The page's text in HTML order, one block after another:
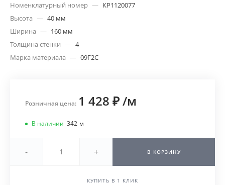
Номенклатурный номер — КР1120077
Высота — 40 мм
Ширина — 160 мм
Толщина стенки — 4
Марка материала — 09Г2С
Розничная цена: 1 428 ₽/м
В наличии 342 м
- + В КОРЗИНУ
КУПИТЬ В 1 КЛИК